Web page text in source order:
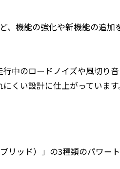
機能の強化や新機能の追
中のロードノイズや風切り
くい設計に仕上がっています
ッド）」の3種類のパワート